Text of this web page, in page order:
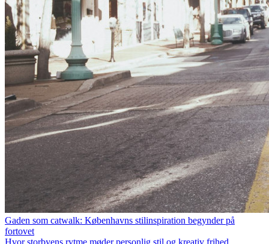
Gaden som catwalk: Københavns stilinspiration begynder på
fortovet